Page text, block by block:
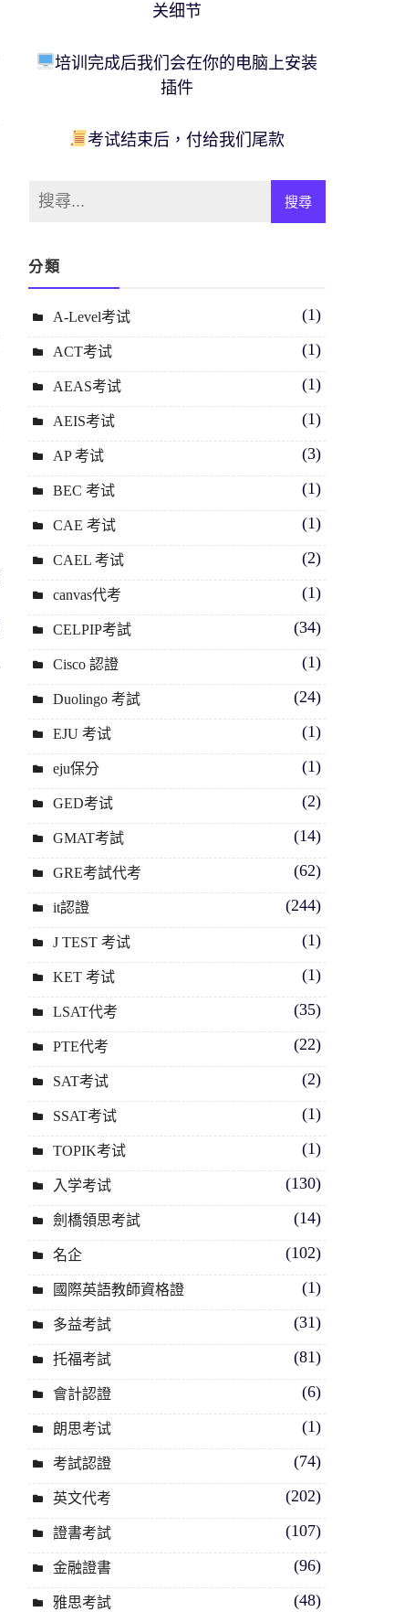
关细节
培训完成后我们会在你的电脑上安装
插件
考试结束后，付给我们尾款
分類
A-Level考试 (1)
ACT考试 (1)
AEAS考试 (1)
AEIS考试 (1)
AP 考试 (3)
BEC 考试 (1)
CAE 考试 (1)
CAEL 考试 (2)
canvas代考 (1)
CELPIP考試 (34)
Cisco 認證 (1)
Duolingo 考試 (24)
EJU 考试 (1)
eju保分 (1)
GED考试 (2)
GMAT考試 (14)
GRE考試代考 (62)
it認證 (244)
J TEST 考试 (1)
KET 考试 (1)
LSAT代考 (35)
PTE代考 (22)
SAT考试 (2)
SSAT考试 (1)
TOPIK考试 (1)
入学考试 (130)
劍橋領思考試 (14)
名企 (102)
國際英語教師資格證 (1)
多益考試 (31)
托福考試 (81)
會計認證 (6)
朗思考试 (1)
考試認證 (74)
英文代考 (202)
證書考試 (107)
金融證書 (96)
雅思考試 (48)